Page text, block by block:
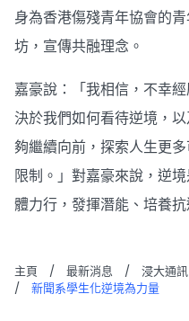
身為香港傷殘青年協會的
坊，宣傳共融理念。
嘉豪說：「我相信，不幸
決於我們如何看待逆境，
夠繼續向前，探索人生更
限制。」對嘉豪來說，逆
體力行，發揮潛能、培養
主頁 / 最新消息 / 浸大通訊
/
新聞系學生化逆境為力量